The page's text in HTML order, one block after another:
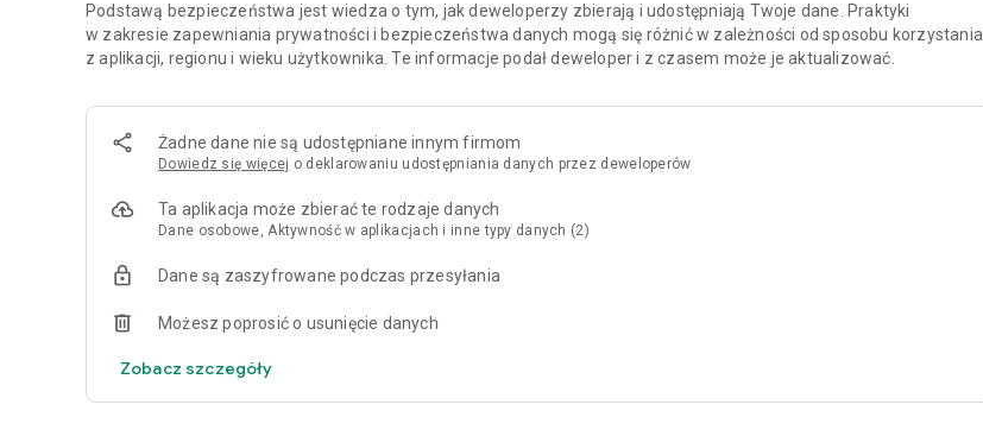
Więcej szczegółów dotyczących subskrypcji, politykę prywatności oraz zasady użytkowania aplikacji znajdziesz na
stronie: https://premium.onet.pl/regulamin
Podstawą bezpieczeństwa jest wiedza o tym, jak deweloperzy zbierają i udostępniają Twoje dane. Praktyki
w zakresie zapewniania prywatności i bezpieczeństwa danych mogą się różnić w zależności od sposobu korzystania
z aplikacji, regionu i wieku użytkownika. Te informacje podał deweloper i z czasem może je aktualizować.
Żadne dane nie są udostępniane innym firmom
Dowiedz się więcej o deklarowaniu udostępniania danych przez deweloperów
Ta aplikacja może zbierać te rodzaje danych
Dane osobowe, Aktywność w aplikacjach i inne typy danych (2)
Dane są zaszyfrowane podczas przesyłania
Możesz poprosić o usunięcie danych
Zobacz szczegóły